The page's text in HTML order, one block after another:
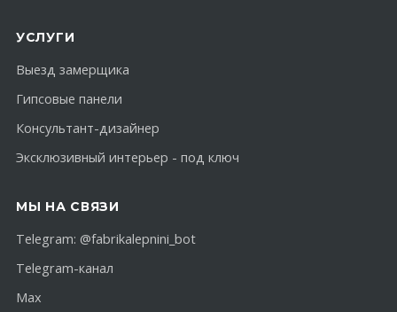
УСЛУГИ
Выезд замерщика
Гипсовые панели
Консультант-дизайнер
Эксклюзивный интерьер - под ключ
МЫ НА СВЯЗИ
Telegram: @fabrikalepnini_bot
Telegram-канал
Max